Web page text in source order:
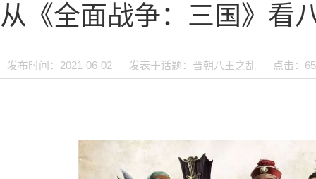
从《全面战争：三国》看
发布时间：2021-06-02 发表于话题： 晋朝八王之乱 点击：